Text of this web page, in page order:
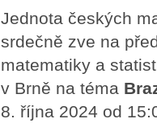
Jednota českých
srdečně zve na
matematiky a
v Brně na téma
8. října 2024 od